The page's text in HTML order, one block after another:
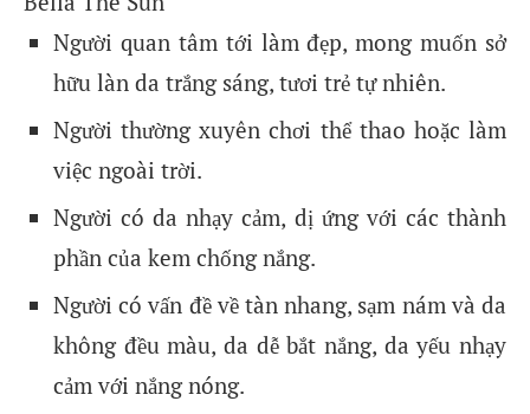
Người quan tâm tới làm đẹp, mong muốn sở
hữu làn da trắng sáng, tươi trẻ tự nhiên.
Người thường xuyên chơi thể thao hoặc làm
việc ngoài trời.
Người có da nhạy cảm, dị ứng với các thành
phần của kem chống nắng.
Người có vấn đề về tàn nhang, sạm nám và da
không đều màu, da dễ bắt nắng, da yếu nhạy
cảm với nắng nóng.